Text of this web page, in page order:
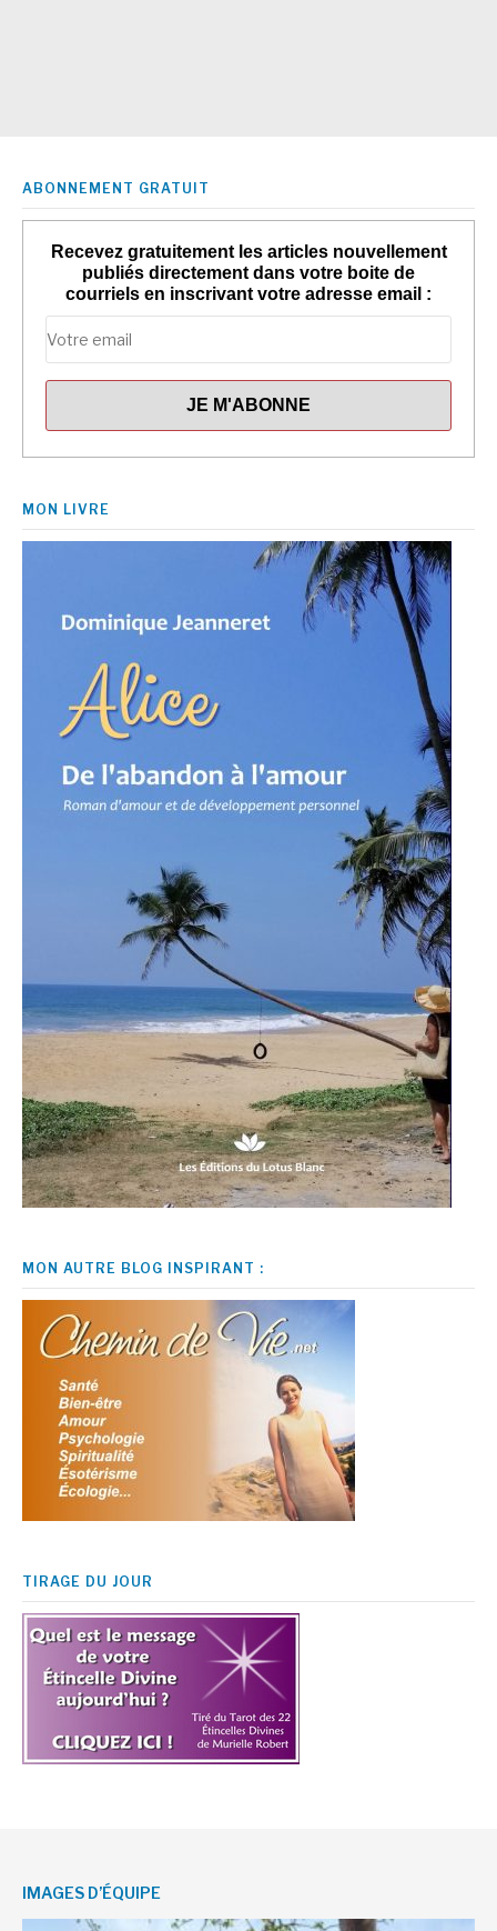
ABONNEMENT GRATUIT
Recevez gratuitement les articles nouvellement
publiés directement dans votre boite de
courriels en inscrivant votre adresse email :
MON LIVRE
MON AUTRE BLOG INSPIRANT :
TIRAGE DU JOUR
IMAGES D’ÉQUIPE